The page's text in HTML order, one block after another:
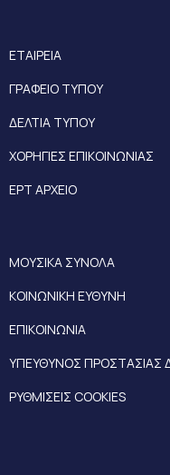
ΕΤΑΙΡΕΙΑ
ΓΡΑΦΕΙΟ ΤΥΠΟΥ
ΔΕΛΤΙΑ ΤΥΠΟΥ
ΧΟΡΗΓΙΕΣ ΕΠΙΚΟΙΝΩΝΙΑΣ
ΕΡΤ ΑΡΧΕΙΟ
ΜΟΥΣΙΚΑ ΣΥΝΟΛΑ
ΚΟΙΝΩΝΙΚΗ ΕΥΘΥΝΗ
ΕΠΙΚΟΙΝΩΝΙΑ
ΥΠΕΥΘΥΝΟΣ
ΡΥΘΜΙΣΕΙΣ COOKIES